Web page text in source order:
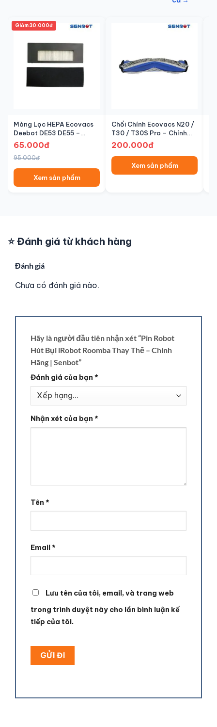
Giảm 30.000đ
Màng Lọc HEPA Ecovacs
Deebot DE53 DE55 –
Chính Hãng | Senbot
65.000đ
95.000đ
Xem sản phẩm
Chổi Chính Ecovacs N20 /
T30 / T30S Pro – Chính
Hãng | Senbot
200.000đ
Xem sản phẩm
⭐ Đánh giá từ khách hàng
Đánh giá
Chưa có đánh giá nào.
Hãy là người đầu tiên nhận xét “Pin Robot
Hút Bụi iRobot Roomba Thay Thế – Chính
Hãng | Senbot”
Đánh giá của bạn *
Nhận xét của bạn *
Tên *
Email*
Lưu tên của tôi, email, và trang web
trong trình duyệt này cho lần bình luận kế
tiếp của tôi.